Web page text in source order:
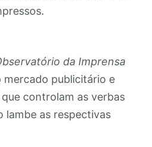
da Imprensa
mercado publicitário e
controlam as verbas
lambe as respectivas